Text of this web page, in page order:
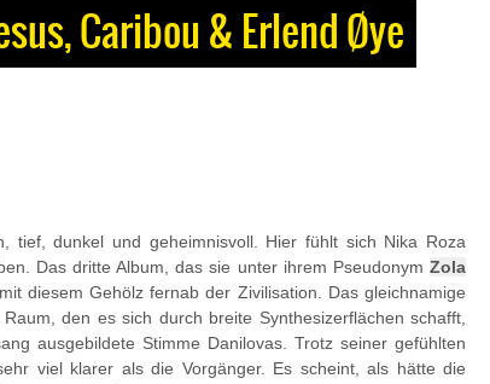
Caribou & Erlend Øye
tief, dunkel und geheimnisvoll. Hier fühlt sich Nika Roza
Das dritte Album, das sie unter ihrem Pseudonym Zola
diesem Gehölz fernab der Zivilisation. Das gleichnamige
den es sich durch breite Synthesizerflächen schafft,
ausgebildete Stimme Danilovas. Trotz seiner gefühlten
viel klarer als die Vorgänger. Es scheint, als hätte die